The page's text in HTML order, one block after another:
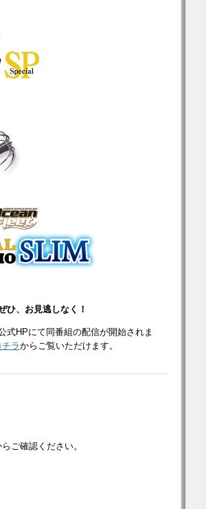
ひ、お見逃しなく！
HPにて同番組の配信が開始されま
チラからご覧いただけます。
ご確認ください。